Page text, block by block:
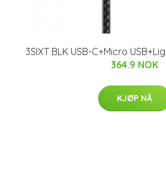
3SIXT BLK USB-C+Micro
364.9 NOK
KJØP NÅ